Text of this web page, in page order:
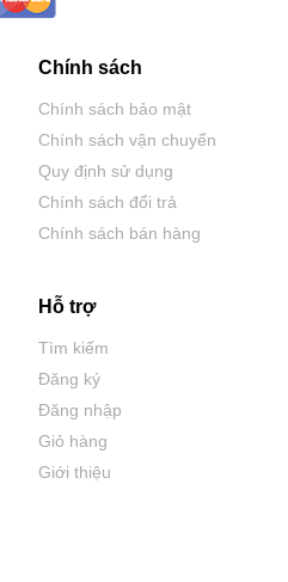
Chính sách
Chính sách bảo mật
Chính sách vận chuyển
Quy định sử dụng
Chính sách đổi trả
Chính sách bán hàng
Hỗ trợ
Tìm kiếm
Đăng ký
Đăng nhập
Giỏ hàng
Giới thiệu